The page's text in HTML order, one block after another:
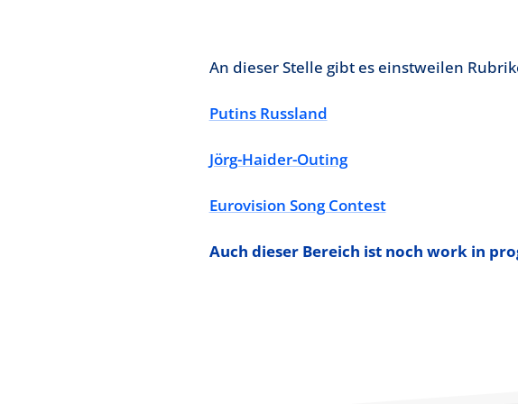
An dieser Stelle gibt es einstweilen
Putins Russland
Jörg-Haider-Outing
Eurovision Song Contest
Auch dieser Bereich ist noch work in